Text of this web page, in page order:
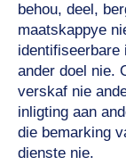
behou, deel,
maatskappye
identifiseerbare
ander doel nie.
verskaf nie
inligting aan
die bemarking
dienste nie.